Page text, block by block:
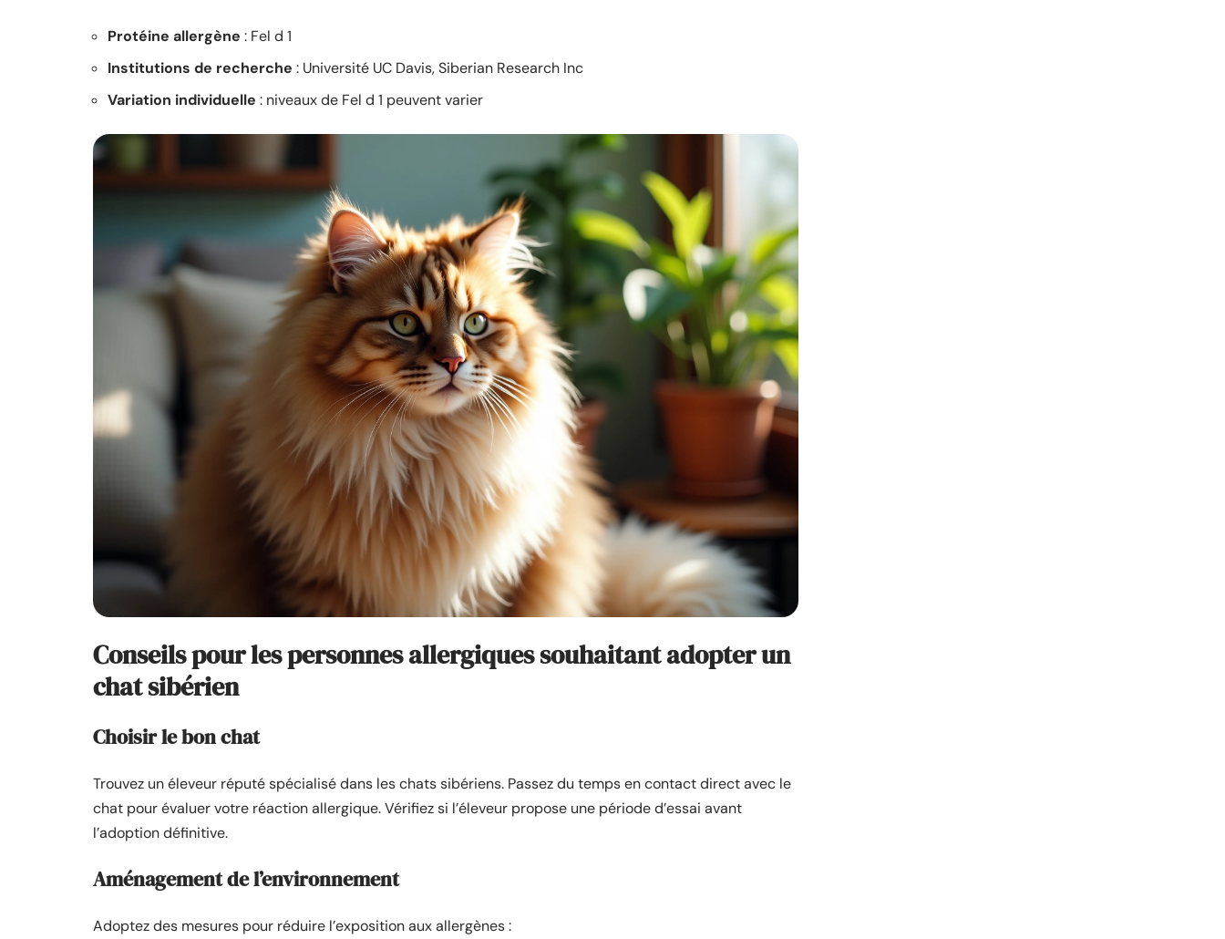
Protéine allergène : Fel d 1
Institutions de recherche : Université UC Davis, Siberian Research Inc
Variation individuelle : niveaux de Fel d 1 peuvent varier
Conseils pour les personnes allergiques souhaitant adopter un
chat sibérien
Choisir le bon chat
Trouvez un éleveur réputé spécialisé dans les chats sibériens. Passez du temps en contact direct avec le
chat pour évaluer votre réaction allergique. Vérifiez si l’éleveur propose une période d’essai avant
l’adoption définitive.
Aménagement de l’environnement
Adoptez des mesures pour réduire l’exposition aux allergènes :